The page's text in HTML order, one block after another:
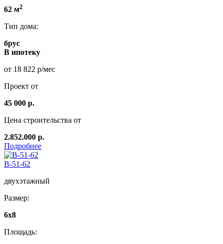
62 м2
Тип дома:
брус
В ипотеку
от 18 822 р/мес
Проект от
45 000 р.
Цена строительства от
2.852.000 р.
Подробнее
B-51-62
двухэтажный
Размер:
6х8
Площадь: